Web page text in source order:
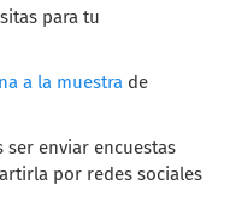
para tu
a la muestra de
enviar encuestas
por redes sociales